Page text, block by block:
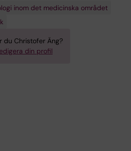
inom det medicinska området
du Christofer Äng?
din profil